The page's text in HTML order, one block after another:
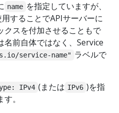
name を指定していますが、
用することでAPIサーバーに
クスを付加させることもで
名前自体ではなく、Service
service-name" ラベルで
IPv4 (または IPv6 )を指
。